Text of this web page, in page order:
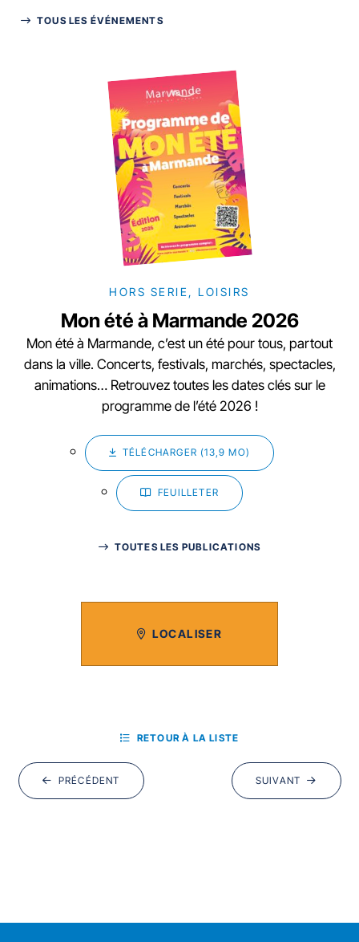
TOUS LES ÉVÉNEMENTS
HORS SERIE, LOISIRS
Mon été à Marmande 2026
Mon été à Marmande, c’est un été pour tous, partout
dans la ville. Concerts, festivals, marchés, spectacles,
animations… Retrouvez toutes les dates clés sur le
programme de l’été 2026 !
TÉLÉCHARGER (13,9 MO)
FEUILLETER
TOUTES LES PUBLICATIONS
LOCALISER
PRÉCÉDENT
RETOUR À LA LISTE
SUIVANT